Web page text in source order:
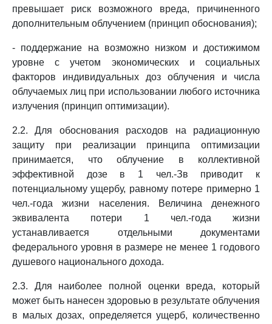
превышает риск возможного вреда, причиненного
дополнительным облучением (принцип обоснования);
- поддержание на возможно низком и достижимом
уровне с учетом экономических и социальных
факторов индивидуальных доз облучения и числа
облучаемых лиц при использовании любого источника
излучения (принцип оптимизации).
2.2. Для обоснования расходов на радиационную
защиту при реализации принципа оптимизации
принимается, что облучение в коллективной
эффективной дозе в 1 чел.-Зв приводит к
потенциальному ущербу, равному потере примерно 1
чел.-года жизни населения. Величина денежного
эквивалента потери 1 чел.-года жизни
устанавливается отдельными документами
федерального уровня в размере не менее 1 годового
душевого национального дохода.
2.3. Для наиболее полной оценки вреда, который
может быть нанесен здоровью в результате облучения
в малых дозах, определяется ущерб, количественно